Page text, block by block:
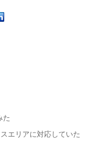
た
エリアに対応していた